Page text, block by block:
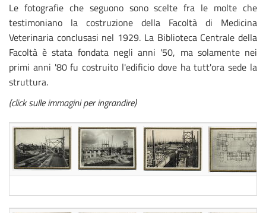
Le fotografie che seguono sono scelte fra le molte che
testimoniano la costruzione della Facoltà di Medicina
Veterinaria conclusasi nel 1929. La Biblioteca Centrale della
Facoltà è stata fondata negli anni '50, ma solamente nei
primi anni '80 fu costruito l'edificio dove ha tutt'ora sede la
struttura.
(click sulle immagini per ingrandire)